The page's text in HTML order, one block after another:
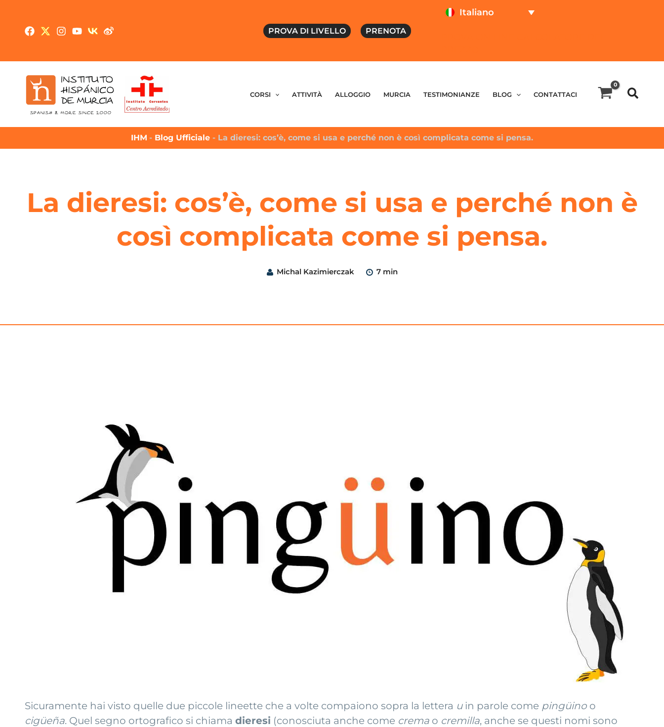
PROVA DI LIVELLO PRENOTA
Italiano
CORSI ATTIVITÀ ALLOGGIO MURCIA TESTIMONIANZE BLOG CONTATTACI
IHM - Blog Ufficiale - La dieresi: cos’è, come si usa e perché non è così complicata come si pensa.
La dieresi: cos’è, come si usa e perché non è
così complicata come si pensa.
Michal Kazimierczak 7 min
Sicuramente hai visto quelle due piccole lineette che a volte compaiono sopra la lettera uin parole come pingüino o
cigüeña. Quel segno ortografico si chiama dieresi (conosciuta anche come crema o cremilla, anche se questi nomi sono